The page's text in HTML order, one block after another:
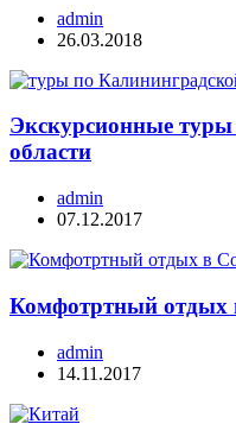
admin
26.03.2018
Экскурсионные
области
admin
07.12.2017
Комфотртный отдых
admin
14.11.2017